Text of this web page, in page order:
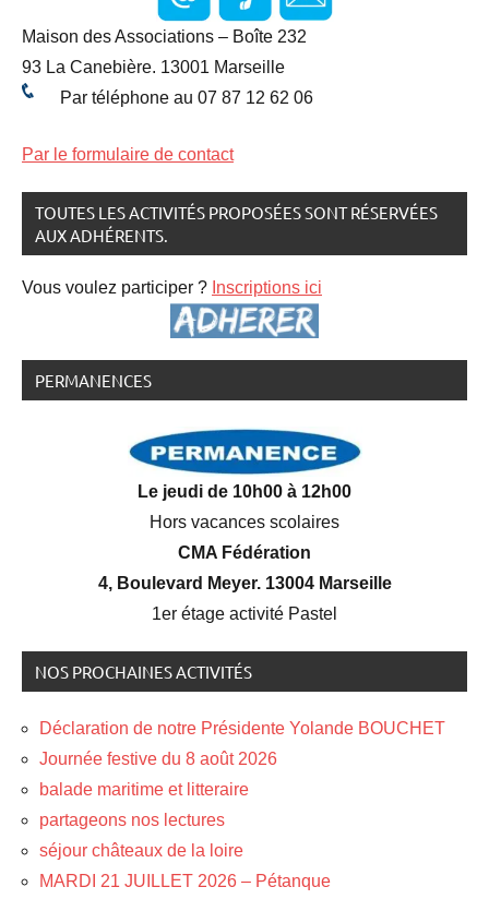
Maison des Associations – Boîte 232
93 La Canebière. 13001 Marseille
Par téléphone au 07 87 12 62 06
Par le formulaire de contact
TOUTES LES ACTIVITÉS PROPOSÉES SONT RÉSERVÉES
AUX ADHÉRENTS.
Vous voulez participer ? Inscriptions ici
PERMANENCES
Le jeudi de 10h00 à 12h00
Hors vacances scolaires
CMA Fédération
4, Boulevard Meyer. 13004 Marseille
1er étage activité Pastel
NOS PROCHAINES ACTIVITÉS
Déclaration de notre Présidente Yolande BOUCHET
Journée festive du 8 août 2026
balade maritime et litteraire
partageons nos lectures
séjour châteaux de la loire
MARDI 21 JUILLET 2026 – Pétanque